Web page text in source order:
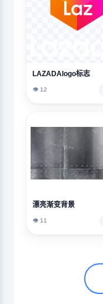
LAZADAlogo标志
👁️ 12
漂亮渐变背景
👁️ 11